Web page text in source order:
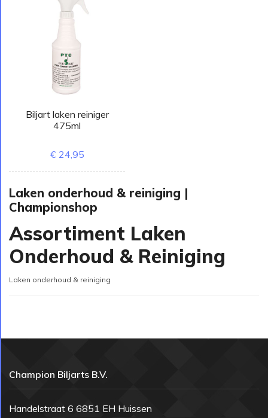
Biljart laken reiniger
475ml
€ 24,95
Laken onderhoud & reiniging |
Championshop
Assortiment Laken
Onderhoud & Reiniging
Laken onderhoud & reiniging
Champion Biljarts B.V.
Handelstraat 6 6851 EH Huissen